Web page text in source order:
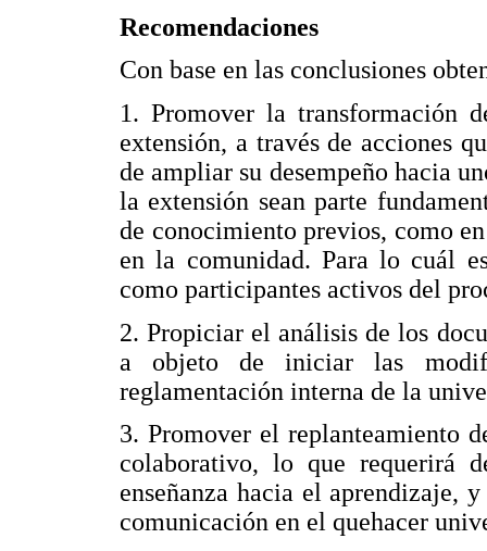
Recomendaciones
Con base en las conclusiones
1. Promover la transformación
extensión, a través de acciones
de ampliar su desempeño hacia
la extensión sean parte
de conocimiento previos, como
en la comunidad. Para lo cuál
como participantes activos del
2. Propiciar el análisis de los
a objeto de iniciar las
reglamentación interna de la
3. Promover el replanteamiento
colaborativo, lo que requerirá
enseñanza hacia el aprendizaje,
comunicación en el quehacer